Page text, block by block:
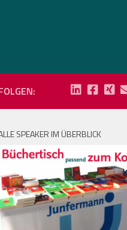
SPEAKER IM ÜBERBLICK